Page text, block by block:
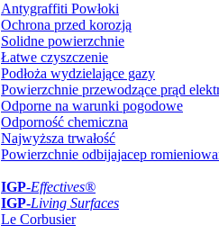
Antygraffiti Powłoki
Ochrona przed korozją
Solidne powierzchnie
Łatwe czyszczenie
Podłoża wydzielające gazy
Powierzchnie przewodzące prąd
Odporne na warunki pogodowe
Odporność chemiczna
Najwyższa trwałość
Powierzchnie odbijajacep
IGP-Effectives®
IGP-Living Surfaces
Le Corbusier